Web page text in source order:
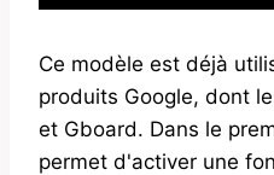
Ce modèle est déjà
produits Google, dont
et Gboard. Dans le
permet d'activer une